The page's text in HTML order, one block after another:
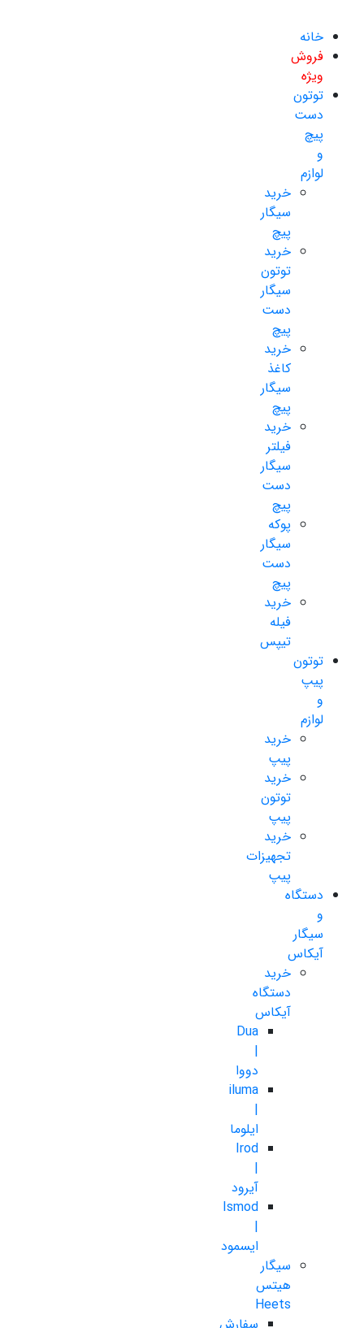
خانه
فروش
ویژه
توتون
دست
پیچ
و
لوازم
خرید
سیگار
پیچ
خرید
توتون
سیگار
دست
پیچ
خرید
کاغذ
سیگار
پیچ
خرید
فیلتر
سیگار
دست
پیچ
پوکه
سیگار
دست
پیچ
خرید
فیله
تیپس
توتون
پیپ
و
لوازم
خرید
پیپ
خرید
توتون
پیپ
خرید
تجهیزات
پیپ
دستگاه
و
سیگار
آیکاس
خرید
دستگاه
آیکاس
Dua
|
دووا
iluma
|
ایلوما
Irod
|
آیرود
Ismod
|
ایسمود
سیگار
هیتس
Heets